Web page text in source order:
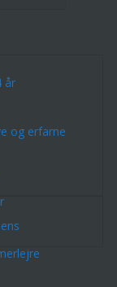
år
og erfarne